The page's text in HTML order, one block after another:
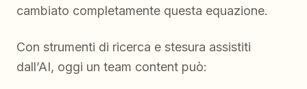
cambiato completamente questa equazione.
Con strumenti di ricerca e stesura assistiti
dall’AI, oggi un team content può: